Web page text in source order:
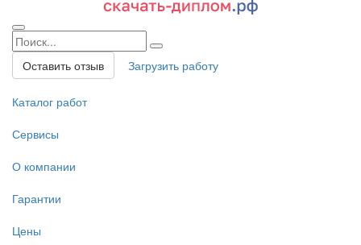
Оставить отзыв Загрузить работу
Каталог работ
Сервисы
О компании
Гарантии
Цены